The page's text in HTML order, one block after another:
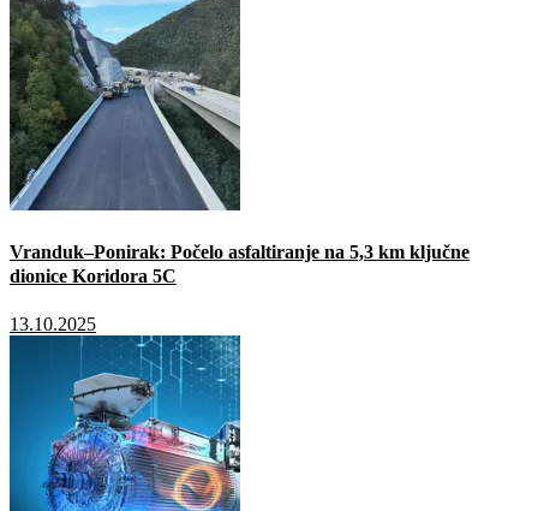
Vranduk–Ponirak: Počelo asfaltiranje na 5,3 km ključne
dionice Koridora 5C
13.10.2025